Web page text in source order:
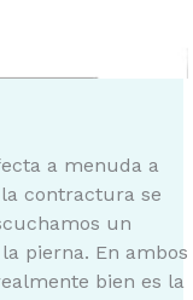
a menuda a
contractura se
un
pierna. En ambos
bien es la